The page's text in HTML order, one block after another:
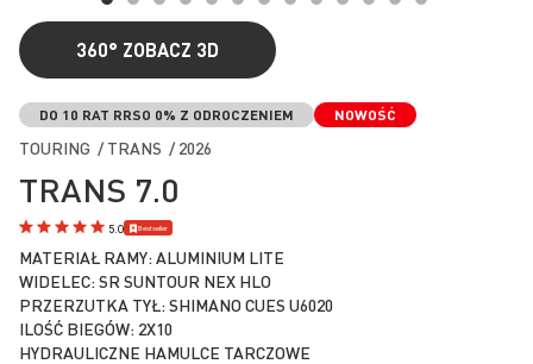
360° ZOBACZ 3D
na
galerii
TRANS 7.0
5.0 Bestseller
DO 10 RAT RRSO 0% Z ODROCZENIEM NOWOŚĆ
TOURING / TRANS / 2026
MATERIAŁ RAMY: ALUMINIUM LITE
WIDELEC: SR SUNTOUR NEX HLO
PRZERZUTKA TYŁ: SHIMANO CUES U6020
ILOŚĆ BIEGÓW: 2X10
HYDRAULICZNE HAMULCE TARCZOWE